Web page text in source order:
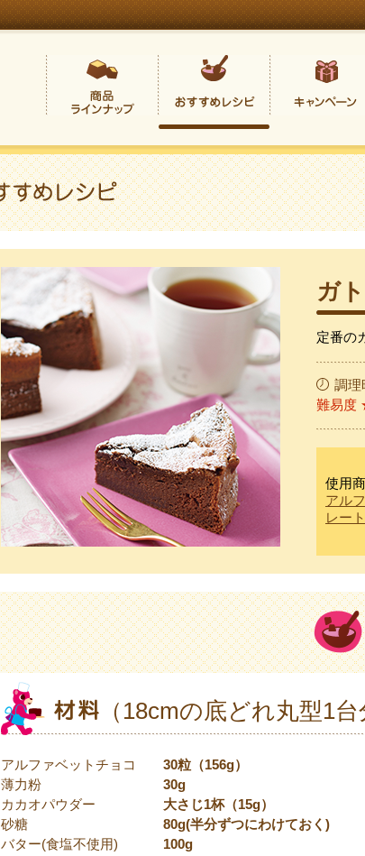
ガ
定番の
調理
難易
使用
アル
レート
（18cmの底どれ丸型1台
アルファベットチョコ
30粒（156g）
薄力粉
30g
カカオパウダー
大さじ1杯（15g）
砂糖
80g(半分ずつにわけておく)
バター(食塩不使用)
100g